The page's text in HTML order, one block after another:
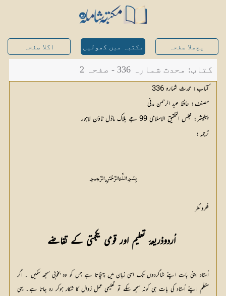
پچھلا صفحہ مکتبہ میں کھولیں اگلا صفحہ
کتاب: محدث شمارہ 336 - صفحہ 2
فکرونظر
اُستاد اپنی بات اپنے شاگردوں تک اسی زبان میں پہنچاتا ہے جس کو وہ بخوبی سمجھ سکیں ۔ اگر
متعلّم اپنے اُستاد کی بات ہی کونہ سمجھ سکے تو تعلیمی عمل زوال کا شکار ہوکر رہ جاتا ہے۔ یہی